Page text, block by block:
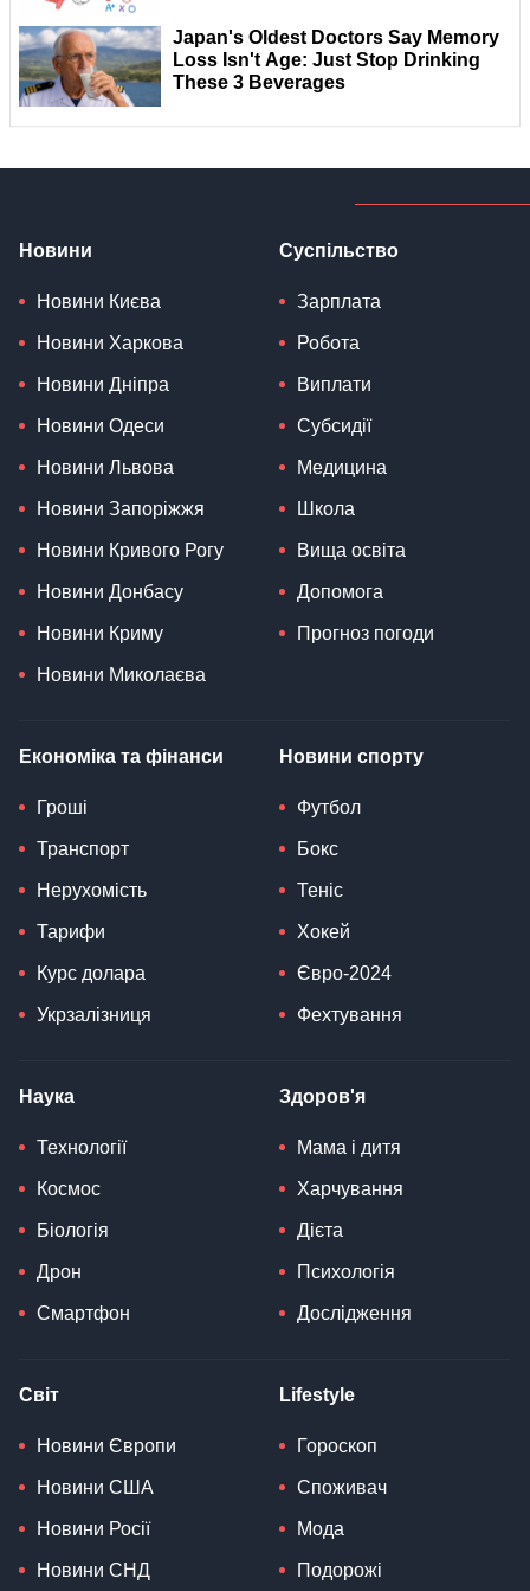
Новини
Новини Києва
Новини Харкова
Новини Дніпра
Новини Одеси
Новини Львова
Новини Запоріжжя
Новини Кривого Рогу
Новини Донбасу
Новини Криму
Новини Миколаєва
Суспільство
Зарплата
Робота
Виплати
Субсидії
Медицина
Школа
Вища освіта
Допомога
Прогноз погоди
Економіка та фінанси
Гроші
Транспорт
Нерухомість
Тарифи
Курс долара
Укрзалізниця
Новини спорту
Футбол
Бокс
Теніс
Хокей
Євро-2024
Фехтування
Наука
Технології
Космос
Біологія
Дрон
Смартфон
Здоров'я
Мама і дитя
Харчування
Дієта
Психологія
Дослідження
Світ
Новини Європи
Новини США
Новини Росії
Новини СНД
Lifestyle
Гороскоп
Споживач
Мода
Подорожі